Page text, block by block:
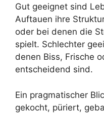
Gut geeignet sind
Auftauen ihre
oder bei denen die
spielt. Schlechter
denen Biss, Frische
entscheidend sind.
Ein pragmatischer
gekocht, püriert,